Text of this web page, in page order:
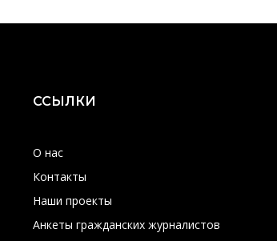
ССЫЛКИ
О нас
Контакты
Наши проекты
Анкеты гражданских журналистов